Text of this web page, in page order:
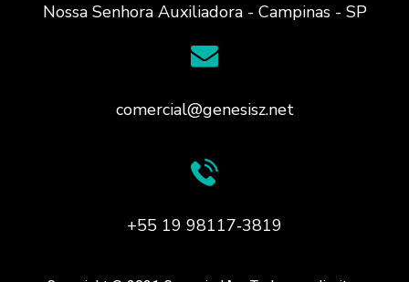
Nossa Senhora Auxiliadora - Campinas - SP
comercial@genesisz.net
+55 19 98117‑3819